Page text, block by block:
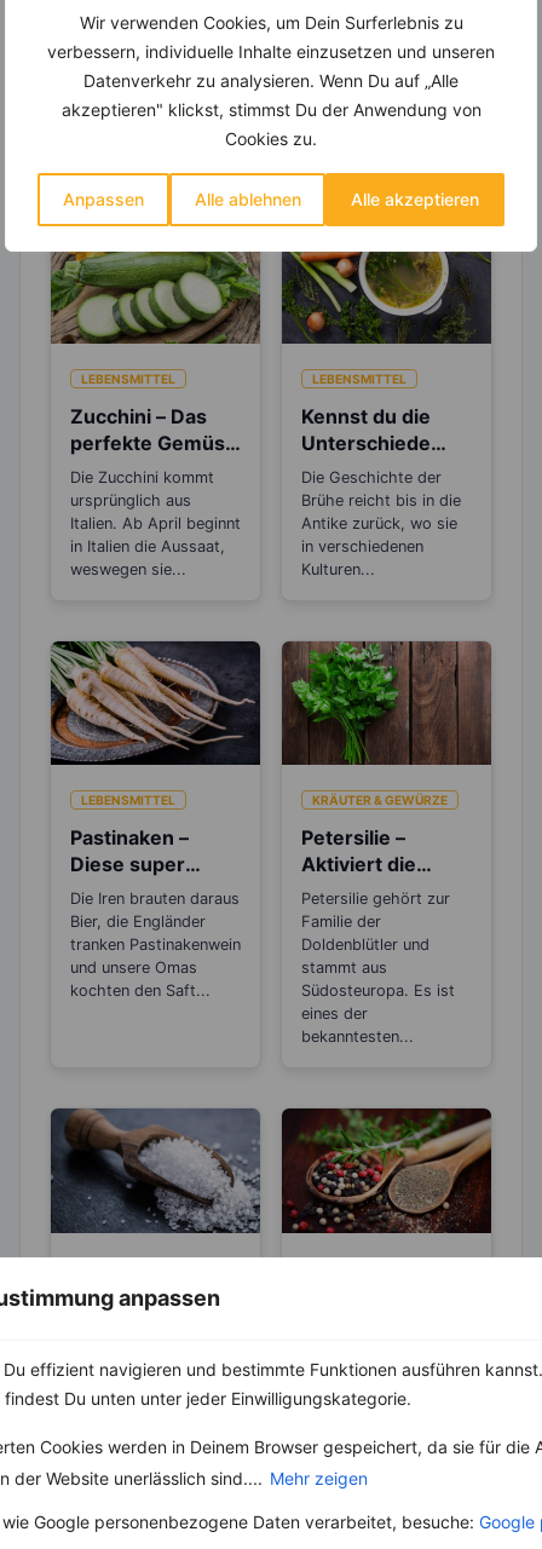
Wir verwenden Cookies, um Dein Surferlebnis zu
verbessern, individuelle Inhalte einzusetzen und unseren
Datenverkehr zu analysieren. Wenn Du auf „Alle
akzeptieren" klickst, stimmst Du der Anwendung von
Cookies zu.
Anpassen Alle ablehnen Alle akzeptieren
anpassen
effizient navigieren und bestimmte Funktionen ausführen
Du unten unter jeder Einwilligungskategorie.
Cookies werden in Deinem Browser gespeichert, da sie für die
der Website unerlässlich sind.... Mehr zeigen
Google personenbezogene Daten verarbeitet, besuche: Google
Erfahre mehr über die Zutaten
dieses Rezepts
LEBENSMITTEL
Zucchini – Das
perfekte Gemüse
zum Abnehmen
Die Zucchini kommt
ursprünglich aus
Italien. Ab April beginnt
in Italien die Aussaat,
weswegen sie...
LEBENSMITTEL
Kennst du die
Unterschiede
zwischen Brühe,
Fond und
Bouillon?
Die Geschichte der
Brühe reicht bis in die
Antike zurück, wo sie
in verschiedenen
Kulturen...
LEBENSMITTEL
Pastinaken –
Diese super
„Sattmacher“
gehören in jedes
Abnehmprogram
m
Die Iren brauten daraus
Bier, die Engländer
tranken Pastinakenwein
und unsere Omas
kochten den Saft...
KRÄUTER & GEWÜRZE
Petersilie –
Aktiviert die
Entgiftungsarbeit
von Niere und
Blase
Petersilie gehört zur
Familie der
Doldenblütler und
stammt aus
Südosteuropa. Es ist
eines der
bekanntesten...
KRÄUTER & GEWÜRZE
Abnehmbremse
Salz ist ein
und aus unserer Küche
denken. Der...
zwischen den
Die Heimat des echten
Pfeffers ist die
Malabarküste in Indien.
Klima...